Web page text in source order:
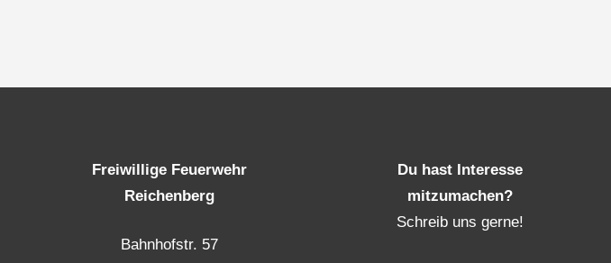
Freiwillige Feuerwehr
Reichenberg
Bahnhofstr. 57
Du hast Interesse
mitzumachen?
Schreib uns gerne!